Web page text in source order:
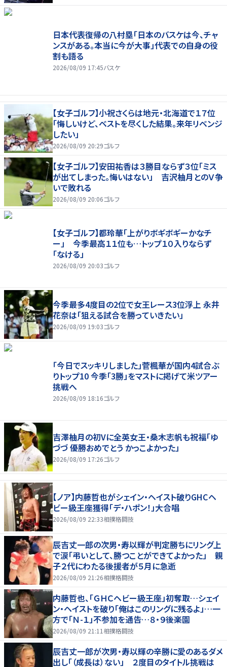
日本代表復帰の八村塁「日本のバスケは今、チャ
ンスがある。本当に今が大事」代表での自身の役
割も語る
2026/08/09 17:45バスケ
【女子ゴルフ】小祝さくらは地元・北海道で１７位
「悔しいけど、ベストを尽くした結果。来年リベンジ
したい」
2026/08/09 20:29ゴルフ
【女子ゴルフ】安田祐香は３勝目ならず３位「ミス
が出てしまった。悔いはない」 吉沢柚月とのＶ争
いで敗れる
2026/08/09 20:06ゴルフ
【女子ゴルフ】都玲華「上がりボギボギーかなチ
ー」 今季最高１１位も…トップ１０入りならず
「なける」
2026/08/09 20:03ゴルフ
今季最多4度目の2位で女王レース3位浮上 永井
花奈は「狙える試合を勝っていきたい」
2026/08/09 19:03ゴルフ
「今日でスッキリしました」菅楓華が国内4試合ぶ
りトップ10 今季「3勝」をマストに掲げて米ツアー
挑戦へ
2026/08/09 18:16ゴルフ
吉澤柚月の初Vに全英女王・桑木志帆も祝福「ゆ
づづ 優勝おめでとう かっこよかった」
2026/08/09 17:26ゴルフ
【ノア】内藤哲也がシェイン・ヘイスト破りGHCヘ
ビー級王座獲得「デ・ハポン！」大合唱
2026/08/09 22:33相撲格闘技
辰吉丈一郎の次男・寿以輝が判定勝ちにリング上
で涙「弔いとして、勝つことができてよかった」 親
子２代にわたる後援者が５月に急逝
2026/08/09 21:26相撲格闘技
内藤哲也、「ＧＨＣヘビー級王座」初奪取…シェイ
ン・ヘイストを破り「俺はこのリングに残るよ」…一
方で「Ｎ-１」不参加を通告…８・９後楽園
2026/08/09 21:11 相撲格闘技
辰吉丈一郎が次男・寿以輝の辛勝に愛のあるダメ
出し「（成長は）ない」 ２度目のタイトル挑戦は